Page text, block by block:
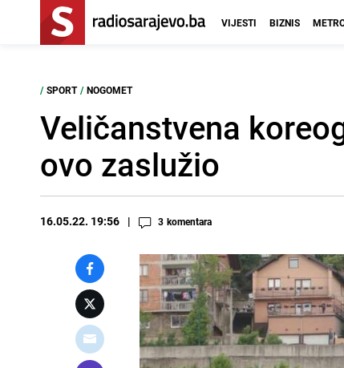
VIJESTI BIZNIS
/ SPORT / NOGOMET
Veličanstvena
ovo zaslužio
16.05.22. 19:56 3 komentara